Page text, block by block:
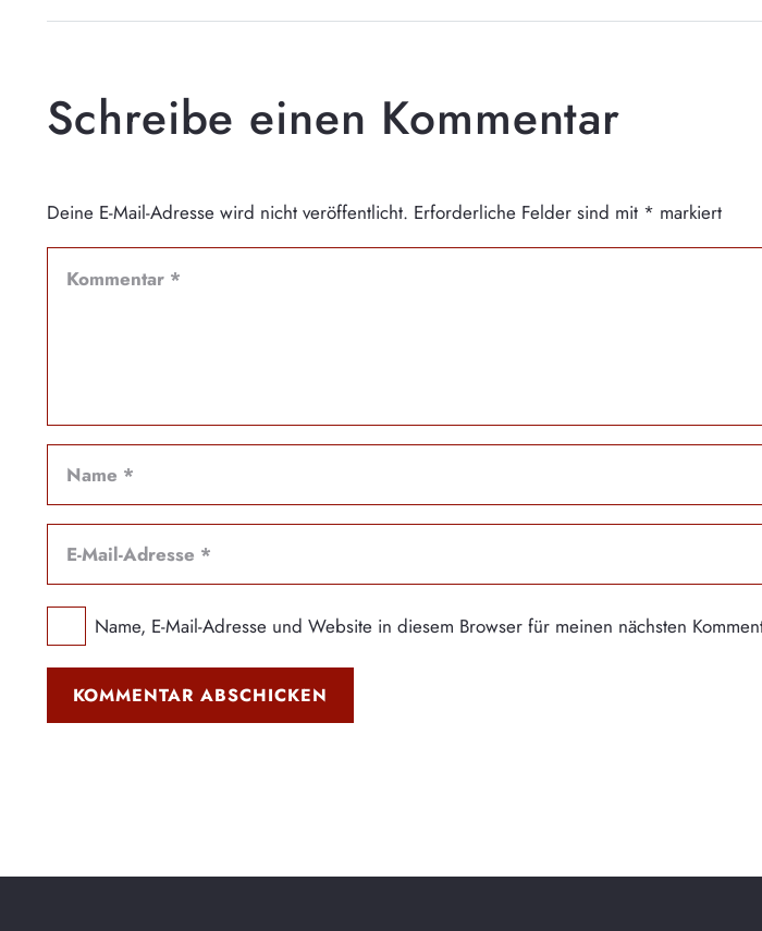
Schreibe einen Kommentar
Deine E-Mail-Adresse wird nicht veröffentlicht. Erforderliche Felder sind mit * markiert
Name, E-Mail-Adresse und Website in diesem Browser für meinen nächsten
KOMMENTAR ABSCHICKEN